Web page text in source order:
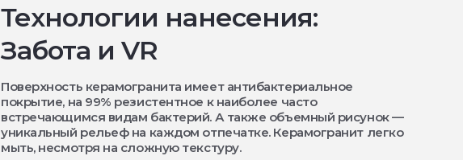
Технологии нанесения:
Забота и VR
Поверхность керамогранита имеет антибактериальное
покрытие, на 99% резистентное к наиболее часто
встречающимся видам бактерий. А также объемный рисунок —
уникальный рельеф на каждом отпечатке. Керамогранит легко
мыть, несмотря на сложную текстуру.